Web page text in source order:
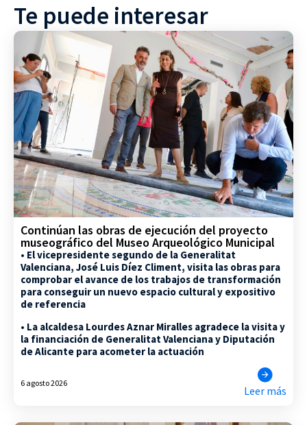
Te puede interesar
Continúan las obras de ejecución del proyecto
museográfico del Museo Arqueológico Municipal
• El vicepresidente segundo de la Generalitat
Valenciana, José Luis Díez Climent, visita las obras para
comprobar el avance de los trabajos de transformación
para conseguir un nuevo espacio cultural y expositivo
de referencia
• La alcaldesa Lourdes Aznar Miralles agradece la visita y
la financiación de Generalitat Valenciana y Diputación
de Alicante para acometer la actuación
6 agosto 2026
Leer más